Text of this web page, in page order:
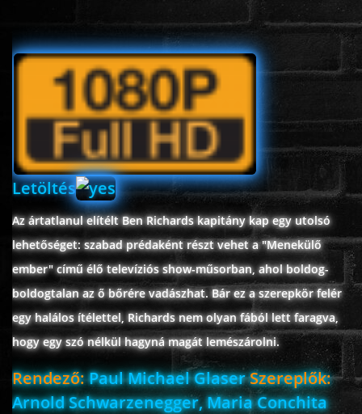
Letöltés
Az ártatlanul elítélt Ben Richards kapitány kap egy utolsó
lehetőséget: szabad prédaként részt vehet a "Menekülő
ember" című élő televíziós show-műsorban, ahol boldog-
boldogtalan az ő bőrére vadászhat. Bár ez a szerepkör felér
egy halálos ítélettel, Richards nem olyan fából lett faragva,
hogy egy szó nélkül hagyná magát lemészárolni.
Rendező:Paul Michael GlaserSzereplők:
Arnold Schwarzenegger, Maria Conchita